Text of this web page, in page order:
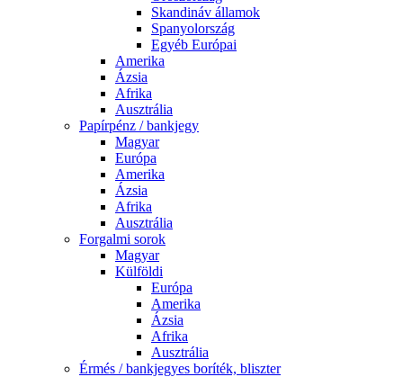
Skandináv államok
Spanyolország
Egyéb Európai
Amerika
Ázsia
Afrika
Ausztrália
Papírpénz / bankjegy
Magyar
Európa
Amerika
Ázsia
Afrika
Ausztrália
Forgalmi sorok
Magyar
Külföldi
Európa
Amerika
Ázsia
Afrika
Ausztrália
Érmés / bankjegyes boríték, bliszter